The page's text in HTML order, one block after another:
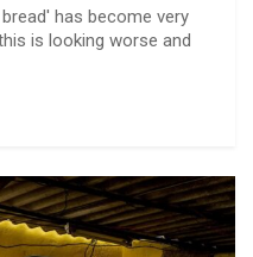
has become very
is looking worse and